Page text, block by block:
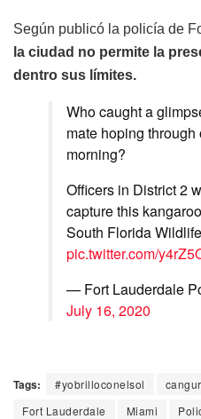
Según publicó la policía de
la ciudad no permite la
dentro sus límites.
Who caught a
mate hoping
morning?
Officers in District 2
capture this
South Florida
pic.twitter.com/
— Fort Lauderdale
July 16, 2020
Tags: #yobrilloconelsol
Fort Lauderdale
Miami